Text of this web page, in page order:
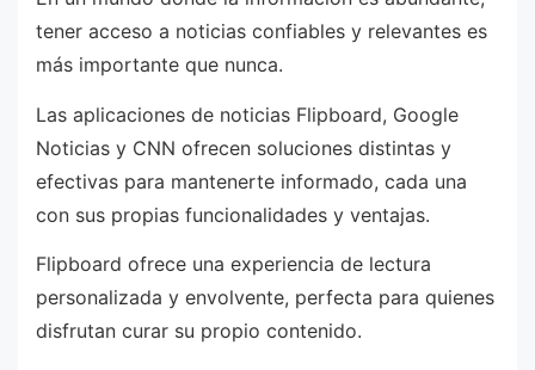
tener acceso a noticias confiables y relevantes es
más importante que nunca.
Las aplicaciones de noticias Flipboard, Google
Noticias y CNN ofrecen soluciones distintas y
efectivas para mantenerte informado, cada una
con sus propias funcionalidades y ventajas.
Flipboard ofrece una experiencia de lectura
personalizada y envolvente, perfecta para quienes
disfrutan curar su propio contenido.